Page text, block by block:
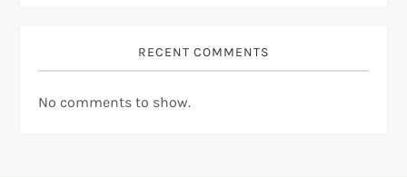
RECENT COMMENTS
No comments to show.